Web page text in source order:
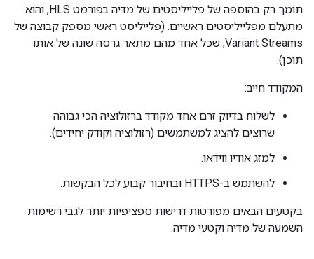
תומך רק בהוספה של פלייליסטים של מדיה בפורמט HLS, והוא
מתעלם מפלייליסטים ראשיים. (פלייליסט ראשי מספק קבוצה של
Variant Streams, שכל אחד מהם מתאר גרסה שונה של אותו
תוכן).
המקודד חייב:
לשלוח בדיוק זרם אחד מקודד ברזולוציה הכי גבוהה
שרוצים להציג למשתמשים (רזולוציה וקודק יחידים).
למזג אודיו ווידאו.
להשתמש ב-HTTPS ובחיבור קבוע לכל הבקשות.
בקטעים הבאים מפורטות דרישות ספציפיות יותר לגבי רשימות
השמעה של מדיה וקטעי מדיה.